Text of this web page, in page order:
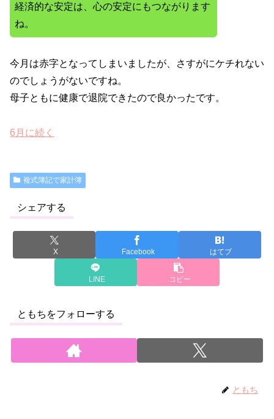
経済的な安定は、心の安定にもつながります
ね。
今月は赤字となってしまいましたが、さすがにケチれない
のでしょうがないですね。
母子ともに健康で退院できたので良かったです。
6月に続く
複式簿記で家計簿
シェアする
X Facebook はてブ
LINE コピー
ともちをフォローする
ともち